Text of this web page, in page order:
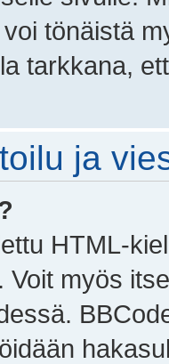
tönäistä
tarkkana,
ja
HTML-
Voit myös